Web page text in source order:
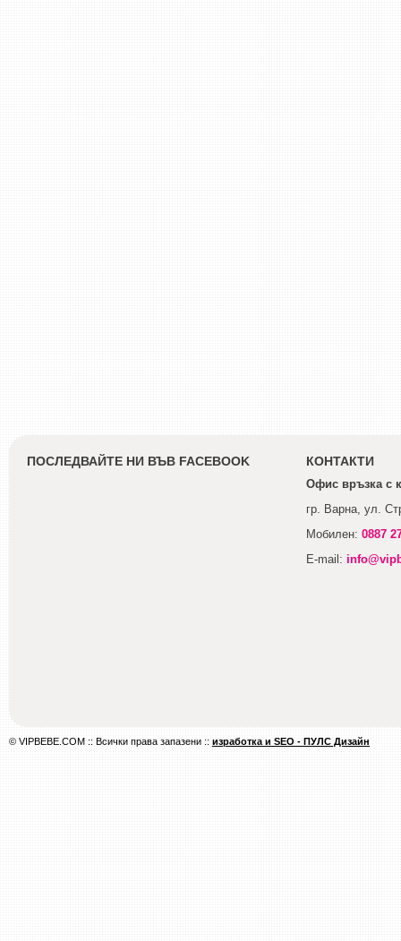
ПОСЛЕДВАЙТЕ НИ ВЪВ FACEBOOK КОНТАКТИ
Офис връзка с
гр. Варна, ул.
Мобилен: 0887
E-mail:
© VIPBEBE.COM :: Всички права запазени :: изработка и SEO - ПУЛС Дизайн